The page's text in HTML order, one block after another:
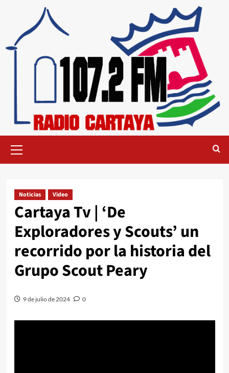
Noticias Video
Cartaya Tv | ‘De
Exploradores y Scouts’ un
recorrido por la historia del
Grupo Scout Peary
9 de julio de 2024 0